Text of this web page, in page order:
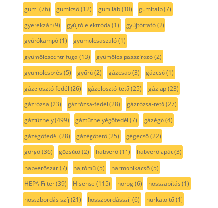
gumi (76) gumicső(12) gumiláb(10) gumitalp(7)
gyerekzár(9) gyújtó elektróda (1) gyújtótrafó(2)
gyúrókampó(1) gyümölcsaszaló(1)
gyümölcscentrifuga (13) gyümölcs passzírozó(2)
gyümölcsprés (5) gyűrű(2) gázcsap(3) gázcső(1)
gázelosztó-fedél (26) gázelosztó-tető(25) gázlap(23)
gázrózsa (23) gázrózsa-fedél (28) gázrózsa-tető(27)
gáztűzhely(499) gáztűzhelyégőfedél (7) gázégő(4)
gázégőfedél (28) gázégőtető(25) gégecső(22)
görgő(36) gőzsütő(2) habverő(11) habverőlapát(3)
habverőszár(7) hajtómű(5) harmonikacső(5)
HEPA Filter(39) Hisense (115) horog(6) hosszabítás (1)
hosszbordás szíj (21) hosszbordásszíj (6) hurkatöltő(1)